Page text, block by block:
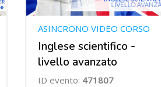
Inglese scientifico -
livello avanzato
ASINCRONO VIDEO CORSO
ID evento: 471807